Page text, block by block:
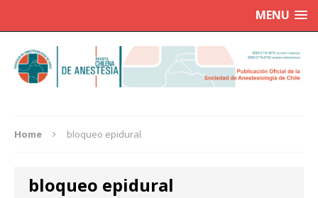
MENU
Home bloqueo epidural
bloqueo epidural